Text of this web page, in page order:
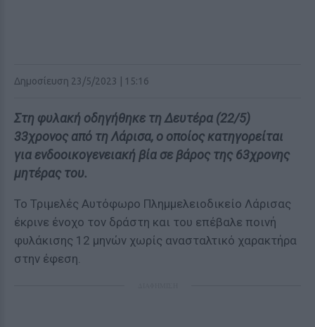
Δημοσίευση 23/5/2023 | 15:16
Στη φυλακή οδηγήθηκε τη Δευτέρα (22/5)
33χρονος από τη Λάρισα, ο οποίος κατηγορείται
για ενδοοικογενειακή βία σε βάρος της 63χρονης
μητέρας του.
Το Τριμελές Αυτόφωρο Πλημμελειοδικείο Λάρισας
έκρινε ένοχο τον δράστη και του επέβαλε ποινή
φυλάκισης 12 μηνών χωρίς ανασταλτικό χαρακτήρα
στην έφεση.